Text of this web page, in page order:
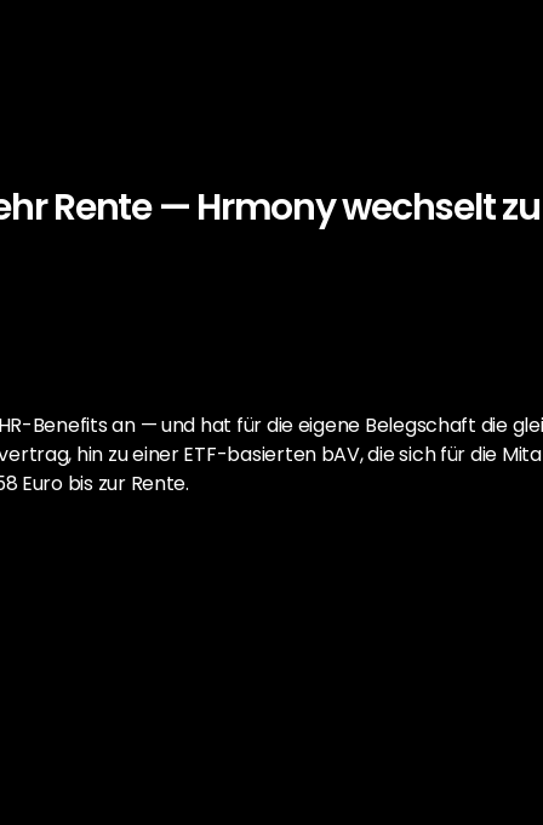
Rente — Hrmony wechselt zu
Benefits an — und hat für die eigene Belegschaft die
hin zu einer ETF-basierten bAV, die sich für die
Euro bis zur Rente.